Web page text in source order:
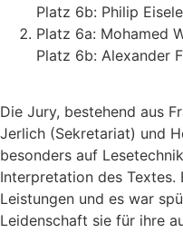
Platz 6b: Philip Eisele
Platz 6a:
Platz 6b: Alexander
Die Jury, bestehend aus
Jerlich (Sekretariat) und
besonders auf
Interpretation des Textes.
Leistungen und es war
Leidenschaft sie für ihre